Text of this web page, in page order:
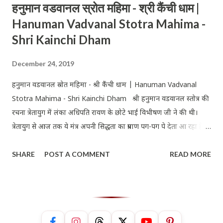
हनुमान वडवानल स्रोत महिमा - श्री कैंची धाम |
Hanuman Vadvanal Stotra Mahima -
Shri Kainchi Dham
December 24, 2019
हनुमान वडवानल स्रोत महिमा - श्री कैंची धाम | Hanuman Vadvanal
Stotra Mahima - Shri Kainchi Dham श्री हनुमान वडवानल स्तोत्र की
रचना त्रेतायुग में लंका अधिपति रावण के छोटे भाई विभीषण जी ने की थी।
त्रेतायुग से आज तक ये मंत्र अपनी सिद्धता का प्रमाण पग-पग पे देता आ रहा है।
हनुमान वडवानल स्रोत का प्रयोग अत्यधिक बड़ी समस्या होने पर ही किया जाता
किए गए पीड़ा कारक कृत्य अभिचार, तंत्र-मंत्र, बंधन, मारण प्रयोग आदि शांत
होते हैं और समस्त प्रकार की बाधाएं समाप्त होती हैं। पाठ करने की विधि शनिवार
SHARE POST A COMMENT READ MORE